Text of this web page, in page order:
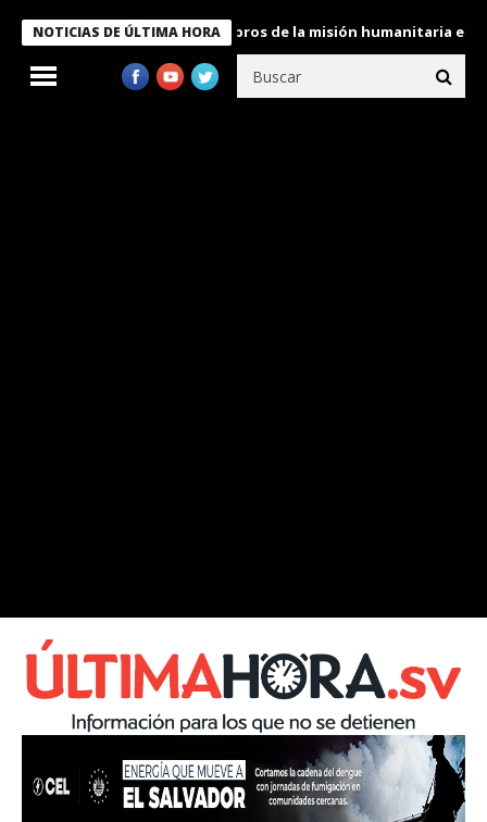
NOTICIAS DE ÚLTIMA HORA
Bukele condecora a miembros de la misión humanitaria enviada